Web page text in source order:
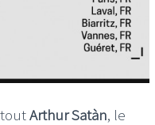
Arthur Satàn, le